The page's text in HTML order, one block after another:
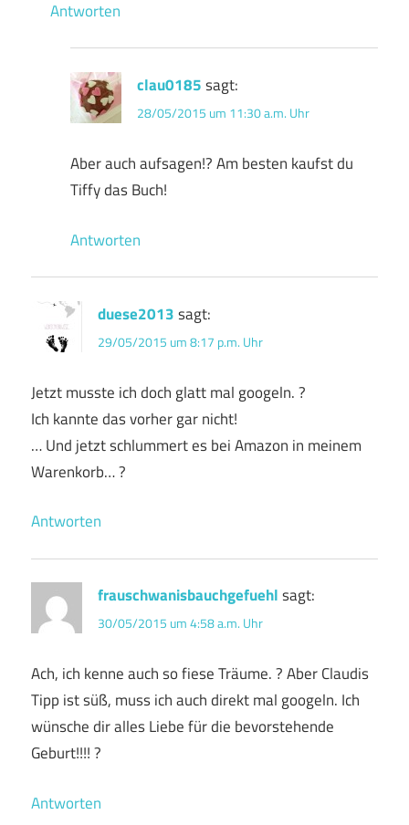
Antworten
clau0185sagt:
28/05/2015 um 11:30 a.m. Uhr
Aber auch aufsagen!? Am besten kaufst du
Tiffy das Buch!
Antworten
duese2013sagt:
29/05/2015 um 8:17 p.m. Uhr
Jetzt musste ich doch glatt mal googeln. ?
Ich kannte das vorher gar nicht!
… Und jetzt schlummert es bei Amazon in meinem
Warenkorb… ?
Antworten
frauschwanisbauchgefuehlsagt:
30/05/2015 um 4:58 a.m. Uhr
Ach, ich kenne auch so fiese Träume. ? Aber Claudis
Tipp ist süß, muss ich auch direkt mal googeln. Ich
wünsche dir alles Liebe für die bevorstehende
Geburt!!!! ?
Antworten